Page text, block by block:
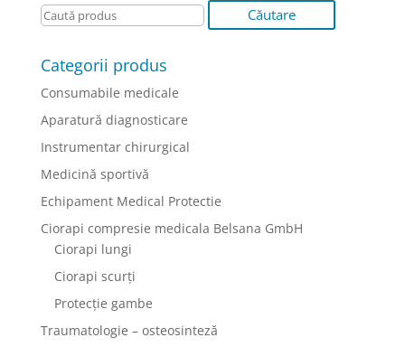
variații.
Opțiunile
fi
alese
în
produsului.
Categorii produs
Consumabile medicale
Aparatură diagnosticare
Instrumentar chirurgical
Medicină sportivă
Echipament Medical Protectie
Ciorapi compresie medicala Belsana GmbH
Ciorapi lungi
Ciorapi scurţi
Protecţie gambe
Traumatologie – osteosinteză